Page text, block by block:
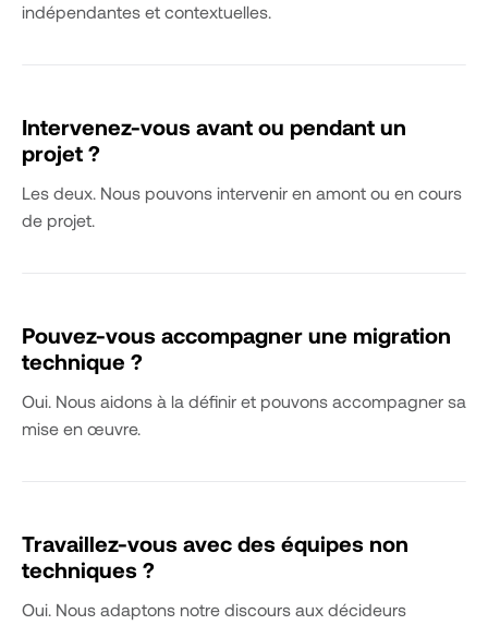
indépendantes et contextuelles.
Intervenez-vous avant ou pendant un
projet ?
Les deux. Nous pouvons intervenir en amont ou en cours
de projet.
Pouvez-vous accompagner une migration
technique ?
Oui. Nous aidons à la définir et pouvons accompagner sa
mise en œuvre.
Travaillez-vous avec des équipes non
techniques ?
Oui. Nous adaptons notre discours aux décideurs